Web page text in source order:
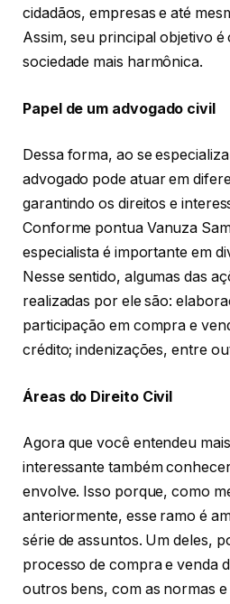
cidadãos, empresas e até
Assim, seu principal objetivo é
sociedade mais harmônica.
Papel de um advogado civil
Dessa forma, ao se
advogado pode atuar em
garantindo os direitos e
Conforme pontua Vanuza
especialista é importante em
Nesse sentido, algumas das
realizadas por ele são:
participação em compra e
crédito; indenizações, entre
Áreas do Direito Civil
Agora que você entendeu
interessante também
envolve. Isso porque, como
anteriormente, esse ramo é
série de assuntos. Um deles,
processo de compra e venda
outros bens, com as normas